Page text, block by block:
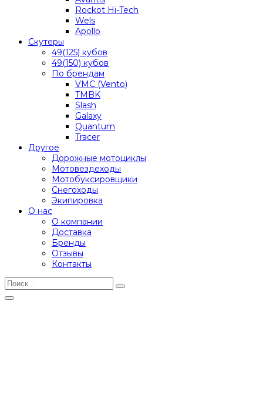
Rockot Hi-Tech
Wels
Apollo
Скутеры
49(125) кубов
49(150) кубов
По брендам
VMC (Vento)
TMBK
Slash
Galaxy
Quantum
Tracer
Другое
Дорожные мотоциклы
Мотовездеходы
Мотобуксировщики
Снегоходы
Экипировка
О нас
О компании
Доставка
Бренды
Отзывы
Контакты